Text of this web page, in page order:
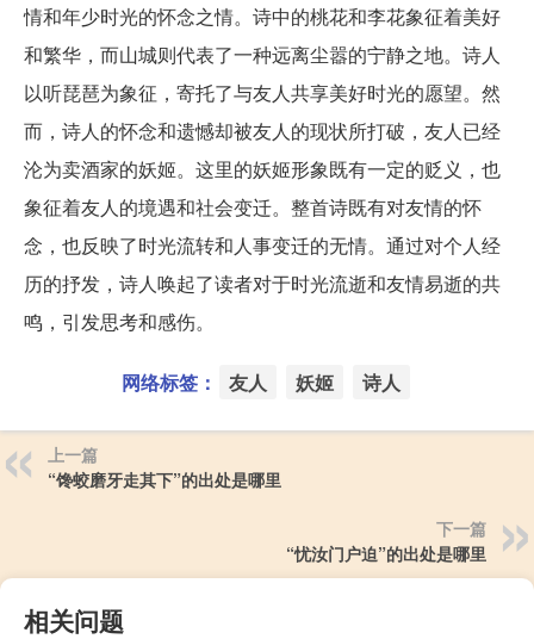
情和年少时光的怀念之情。诗中的桃花和李花象征着美好
和繁华，而山城则代表了一种远离尘嚣的宁静之地。诗人
以听琵琶为象征，寄托了与友人共享美好时光的愿望。然
而，诗人的怀念和遗憾却被友人的现状所打破，友人已经
沦为卖酒家的妖姬。这里的妖姬形象既有一定的贬义，也
象征着友人的境遇和社会变迁。整首诗既有对友情的怀
念，也反映了时光流转和人事变迁的无情。通过对个人经
历的抒发，诗人唤起了读者对于时光流逝和友情易逝的共
鸣，引发思考和感伤。
网络标签： 友人 妖姬 诗人
上一篇
“馋蛟磨牙走其下”的出处是哪里
下一篇
“忧汝门户迫”的出处是哪里
相关问题